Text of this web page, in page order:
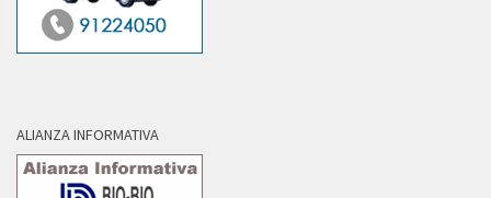
ALIANZA INFORMATIVA